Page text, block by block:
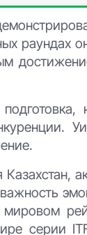
раундах
серии